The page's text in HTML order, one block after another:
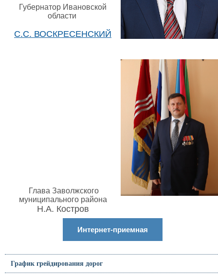
Губернатор Ивановской
области
С.С. ВОСКРЕСЕНСКИЙ
Глава Заволжского
муниципального района
Н.А. Костров
Интернет-приемная
График грейдирования дорог